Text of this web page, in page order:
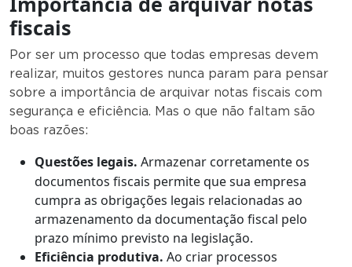
fiscais
Por ser um processo que todas empresas devem
realizar, muitos gestores nunca param para pensar
sobre a importância de arquivar notas fiscais com
segurança e eficiência. Mas o que não faltam são
boas razões:
Questões legais. Armazenar corretamente os
documentos fiscais permite que sua empresa
cumpra as obrigações legais relacionadas ao
armazenamento da documentação fiscal pelo
prazo mínimo previsto na legislação.
Eficiência produtiva. Ao criar processos